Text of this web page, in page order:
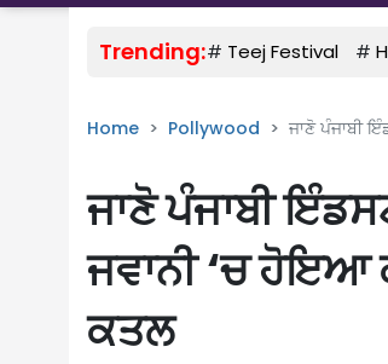
Trending:# Teej Festival #
Home Pollywood ਜਾਣੋ ਪੰਜਾਬੀ
ਜਾਣੋ ਪੰਜਾਬੀ
ਜਵਾਨੀ ‘ਚ ਹੋਇਆ
ਕਤਲ